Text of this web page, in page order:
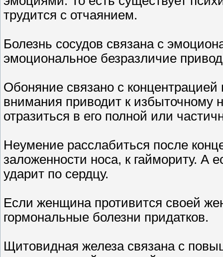
трудится с отчаянием.
Болезнь сосудов связана с
эмоциональное безразличие
Обоняние связано с
внимания приводит к избыточному
отразиться в его полной или
Неумение расслабиться после
заложенности носа, к гаймориту. А
ударит по сердцу.
Если женщина противится своей
гормональные болезни придатков.
Щитовидная железа связана с